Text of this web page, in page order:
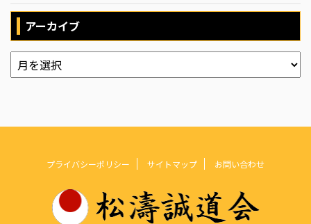
アーカイブ
プライバシーポリシー サイトマップ お問い合わせ